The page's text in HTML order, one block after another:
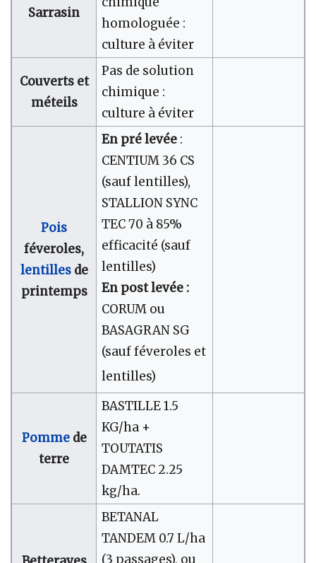
Sarrasin
homologuée :
culture à éviter
Couverts et
méteils
Pas de solution
chimique :
culture à éviter
Pois
féveroles,
lentillesde
printemps
En pré levée:
CENTIUM 36 CS
(sauf lentilles),
STALLION SYNC
TEC 70 à 85%
efficacité (sauf
lentilles)
En post levée :
CORUM ou
BASAGRAN SG
(sauf féveroles et
lentilles)
Pommede
terre
BASTILLE 1.5
KG/ha +
TOUTATIS
DAMTEC 2.25
kg/ha.
BETANAL
TANDEM 0.7 L/ha
(3 passages), ou